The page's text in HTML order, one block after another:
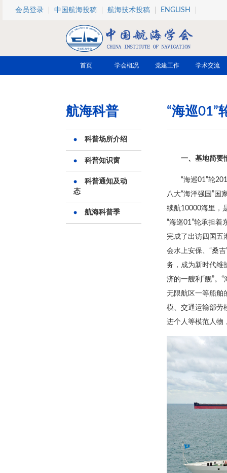
跳转到主要内容
会员登录 中国航海投稿 航海技术投稿 ENGLISH
首页 学会概况 党建工作 学术交流
航海科普
科普场所介绍
科普知识窗
科普通知及动
态
航海科普季
“海巡01”
一、基地简要
“海巡01”轮
八大“海洋强国”国
续航10000海里，
“海巡01”轮承担着
完成了出访四国五
会水上安保、“桑
务，成为新时代维
济的一艘利“舰”。
无限航区一等船舶
模、交通运输部劳
进个人等模范人物